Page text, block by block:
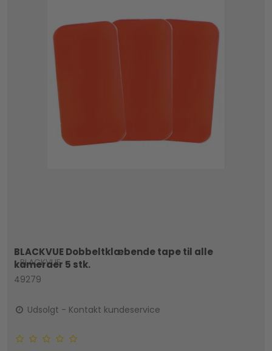
BLACKVUE Dobbeltklæbende tape til alle
kameraer 5 stk.
BLACKVUE
49279
Udsolgt - Kontakt kundeservice